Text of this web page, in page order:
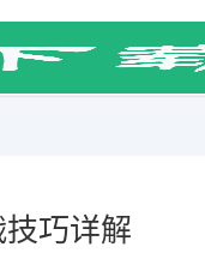
巧详解